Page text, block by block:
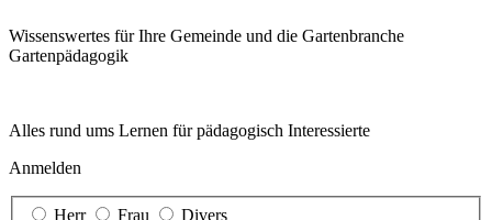
Wissenswertes für Ihre Gemeinde und die Gartenbranche
Garten­pädagogik
Alles rund ums Lernen für pädagogisch Interessierte
Anmelden
Herr Frau Divers